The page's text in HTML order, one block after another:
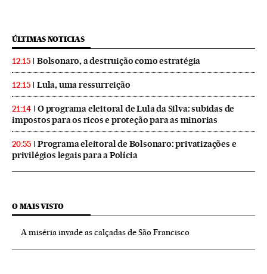
ÚLTIMAS NOTICIAS
12:15 Bolsonaro, a destruição como estratégia
12:15 Lula, uma ressurreição
21:14
O programa eleitoral de Lula da Silva: subidas de
impostos para os ricos e proteção para as minorias
20:55
Programa eleitoral de Bolsonaro: privatizações e
privilégios legais para a Polícia
O MAIS VISTO
A miséria invade as calçadas de São Francisco